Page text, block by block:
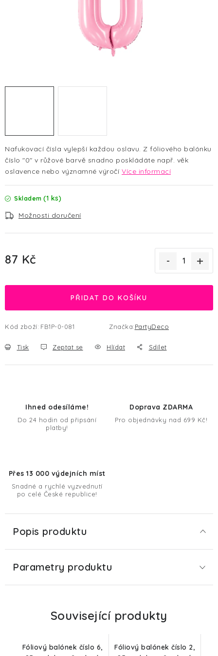
Nafukovací čísla vylepší každou oslavu. Z fóliového balónku
číslo "0" v růžové barvě snadno poskládáte např. věk
oslavence nebo významné výročí Více informací
Skladem (1 ks)
Možnosti doručení
87 Kč
PŘIDAT DO KOŠÍKU
Kód zboží: FB1P-0-081 Značka:PartyDeco
Tisk Zeptat se Hlídat Sdílet
Ihned odesíláme!
Do 24 hodin od připsání
platby!
Doprava ZDARMA
Pro objednávky nad 699 Kč!
Přes 13 000 výdejních míst
Snadné a rychlé vyzvednutí
po celé České republice!
Popis produktu
Parametry produktu
Související produkty
Fóliový balónek číslo 6,
Fóliový balónek číslo 2,